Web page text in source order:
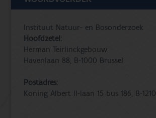
Instituut Natuur- en Bosonderzoek
Hoofdzetel:
Herman Teirlinckgebouw
Havenlaan 88, B-1000 Brussel
Postadres:
Koning Albert II-laan 15 bus 186, B-